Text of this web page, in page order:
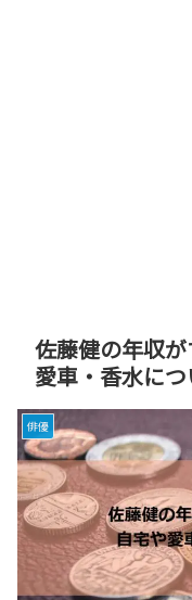
佐藤健の年収
愛車・香水に
俳優